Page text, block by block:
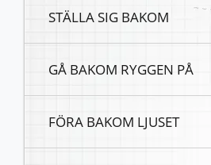
STÄLLA SIG BAKOM
GÅ BAKOM RYGGEN PÅ
FÖRA BAKOM LJUSET